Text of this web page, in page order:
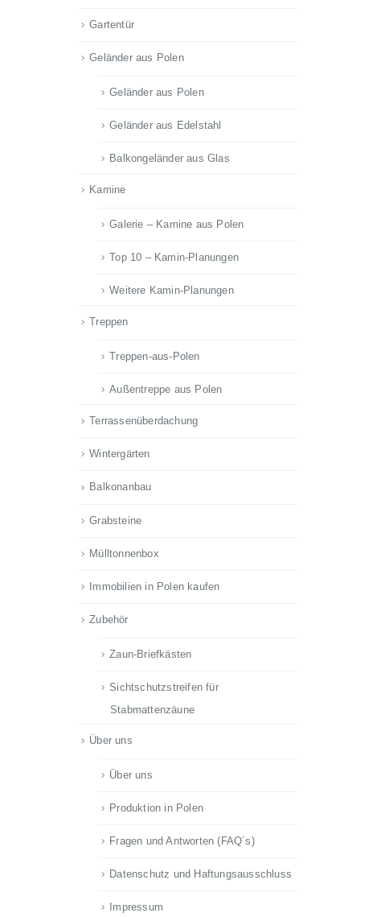
Gartentür
Geländer aus Polen
Geländer aus Polen
Geländer aus Edelstahl
Balkongeländer aus Glas
Kamine
Galerie – Kamine aus Polen
Top 10 – Kamin-Planungen
Weitere Kamin-Planungen
Treppen
Treppen-aus-Polen
Außentreppe aus Polen
Terrassenüberdachung
Wintergärten
Balkonanbau
Grabsteine
Mülltonnenbox
Immobilien in Polen kaufen
Zubehör
Zaun-Briefkästen
Sichtschutzstreifen für
Stabmattenzäune
Über uns
Über uns
Produktion in Polen
Fragen und Antworten (FAQ´s)
Datenschutz und Haftungsausschluss
Impressum